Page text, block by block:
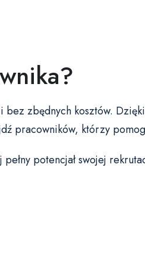
bez zbędnych kosztów.
pracowników, którzy
potencjał swojej